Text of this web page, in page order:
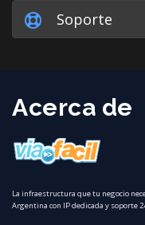
Soporte
Acerca de
La infraestructura que tu negocio
Argentina con IP dedicada y soporte